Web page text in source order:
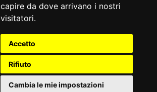
capire da dove arrivano i nostri
visitatori.
Accetto
Rifiuto
Cambia le mie impostazioni